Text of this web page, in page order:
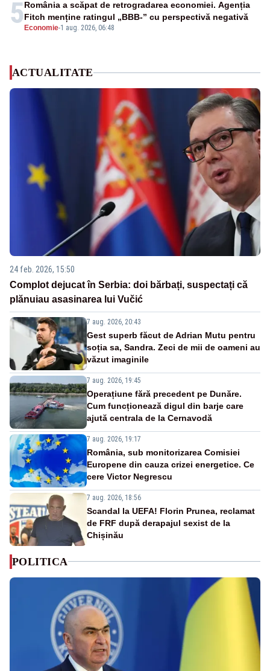
5 Economie-1 aug. 2026, 06:48
România a scăpat de retrogradarea economiei. Agenția
Fitch menține ratingul „BBB-” cu perspectivă negativă
ACTUALITATE
24 feb. 2026, 15:50
Complot dejucat în Serbia: doi bărbați, suspectați că
plănuiau asasinarea lui Vučić
7 aug. 2026, 20:43
Gest superb făcut de Adrian Mutu pentru
soția sa, Sandra. Zeci de mii de oameni au
văzut imaginile
7 aug. 2026, 19:45
Operațiune fără precedent pe Dunăre.
Cum funcționează digul din barje care
ajută centrala de la Cernavodă
7 aug. 2026, 19:17
România, sub monitorizarea Comisiei
Europene din cauza crizei energetice. Ce
cere Victor Negrescu
7 aug. 2026, 18:56
Scandal la UEFA! Florin Prunea, reclamat
de FRF după derapajul sexist de la
Chișinău
POLITICA